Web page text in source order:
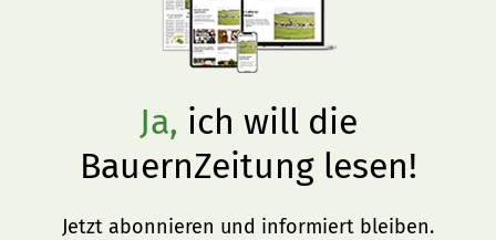
Ja, ich will die
BauernZeitung lesen!
Jetzt abonnieren und informiert bleiben.